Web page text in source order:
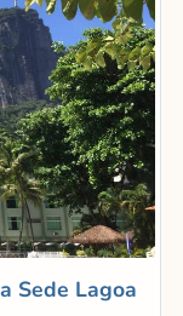
Sede Lagoa